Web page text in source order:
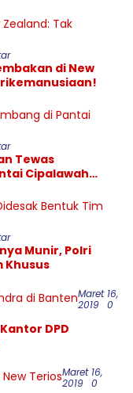
di New
Tewas
Cipalawah
Munir, Polri
Khusus
Maret 16,
2019
0
DPD
Maret 16,
2019
0